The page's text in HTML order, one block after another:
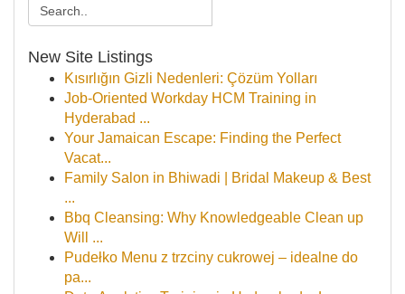
New Site Listings
Kısırlığın Gizli Nedenleri: Çözüm Yolları
Job-Oriented Workday HCM Training in
Hyderabad ...
Your Jamaican Escape: Finding the Perfect
Vacat...
Family Salon in Bhiwadi | Bridal Makeup & Best
...
Bbq Cleansing: Why Knowledgeable Clean up
Will ...
Pudełko Menu z trzciny cukrowej – idealne do
pa...